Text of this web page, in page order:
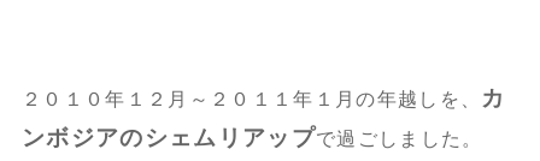
２０１０年１２月～２０１１年１月の年越しを、
カ
ンボジアのシェムリアップで過ごしました。